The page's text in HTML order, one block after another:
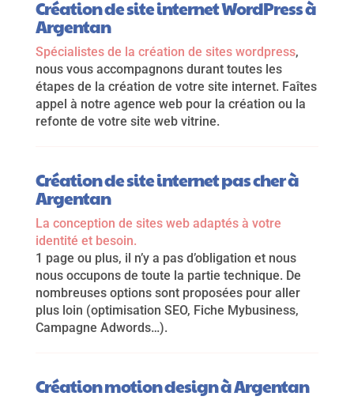
Création de site internet WordPress à
Argentan
Spécialistes de la création de sites wordpress,
nous vous accompagnons durant toutes les
étapes de la création de votre site internet. Faîtes
appel à notre agence web pour la création ou la
refonte de votre site web vitrine.
Création de site internet pas cher à
Argentan
La conception de sites web adaptés à votre
identité et besoin.
1 page ou plus, il n’y a pas d’obligation et nous
nous occupons de toute la partie technique. De
nombreuses options sont proposées pour aller
plus loin (optimisation SEO, Fiche Mybusiness,
Campagne Adwords…).
Création motion design à Argentan